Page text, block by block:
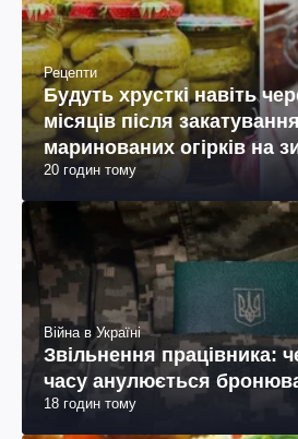
Рецепти
Будуть хрусткі навіть
місяців після
маринованих огірків на
20 годин тому
Війна в Україні
Звільнення працівника:
часу анулюється
18 годин тому